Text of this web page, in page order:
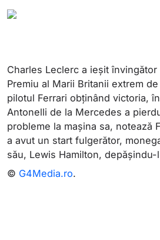
Charles Leclerc a ieșit
Premiu al Marii Britanii extrem
pilotul Ferrari obținând victoria,
Antonelli de la Mercedes a
probleme la mașina sa, notează
a avut un start fulgerător,
său, Lewis Hamilton,
© G4Media.ro.